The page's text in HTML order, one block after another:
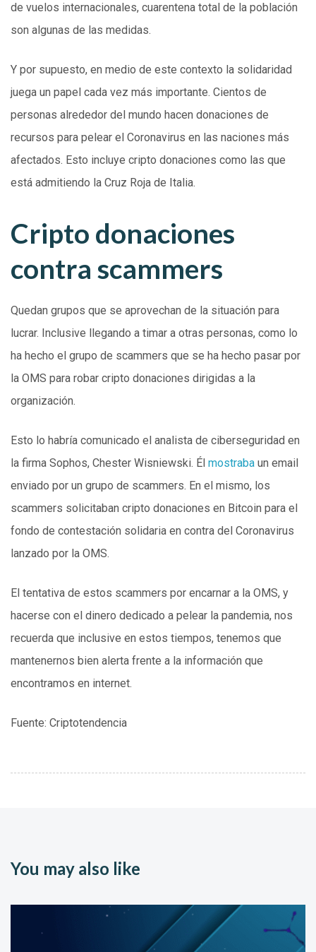
de vuelos internacionales, cuarentena total de la población
son algunas de las medidas.
Y por supuesto, en medio de este contexto la solidaridad
juega un papel cada vez más importante. Cientos de
personas alrededor del mundo hacen donaciones de
recursos para pelear el Coronavirus en las naciones más
afectados. Esto incluye cripto donaciones como las que
está admitiendo la Cruz Roja de Italia.
Cripto donaciones
contra scammers
Quedan grupos que se aprovechan de la situación para
lucrar. Inclusive llegando a timar a otras personas, como lo
ha hecho el grupo de scammers que se ha hecho pasar por
la OMS para robar cripto donaciones dirigidas a la
organización.
Esto lo habría comunicado el analista de ciberseguridad en
la firma Sophos, Chester Wisniewski. Él mostraba un email
enviado por un grupo de scammers. En el mismo, los
scammers solicitaban cripto donaciones en Bitcoin para el
fondo de contestación solidaria en contra del Coronavirus
lanzado por la OMS.
El tentativa de estos scammers por encarnar a la OMS, y
hacerse con el dinero dedicado a pelear la pandemia, nos
recuerda que inclusive en estos tiempos, tenemos que
mantenernos bien alerta frente a la información que
encontramos en internet.
Fuente: Criptotendencia
You may also like